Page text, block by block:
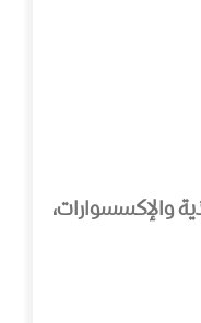
والإكسسوارات،